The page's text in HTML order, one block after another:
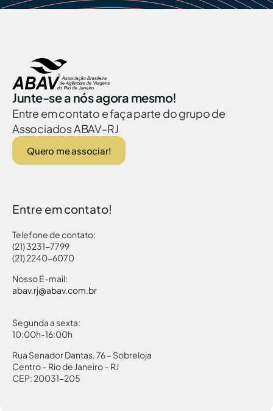
Junte-se a nós agora mesmo!
Entre em contato e faça parte do grupo de
Associados ABAV-RJ
Quero me associar!
Entre em contato!
Telefone de contato:
(21) 3231-7799
(21) 2240-6070
Nosso E-mail:
abav.rj@abav.com.br
Segunda a sexta:
10:00h-16:00h
Rua Senador Dantas, 76 – Sobreloja
Centro – Rio de Janeiro – RJ
CEP: 20031-205